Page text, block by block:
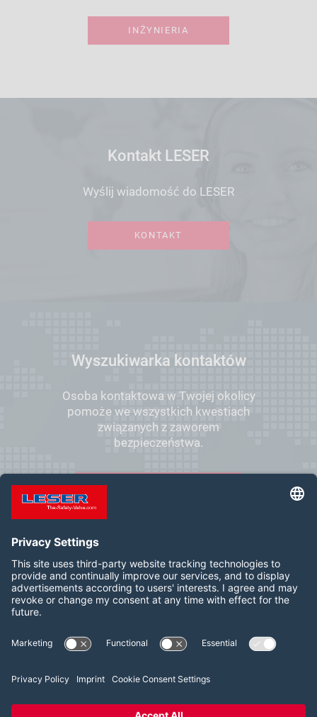
INŻYNIERIA
Kontakt LESER
Wyślij wiadomość do LESER
KONTAKT
Wyszukiwarka kontaktów
Osoba kontaktowa w Twojej okolicy
pomoże we wszystkich kwestiach
związanych z zaworem
bezpieczeństwa.
DO LOKALNEGO KONTAKTU
Follow us on:
LinkedIn YouTube